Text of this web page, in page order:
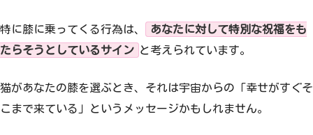
特に膝に乗ってくる行為は、
あなたに対して特別な祝福をも
たらそうとしているサイン と考えられています。
猫があなたの膝を選ぶとき、それは宇宙からの「幸せがすぐそ
こまで来ている」というメッセージかもしれません。